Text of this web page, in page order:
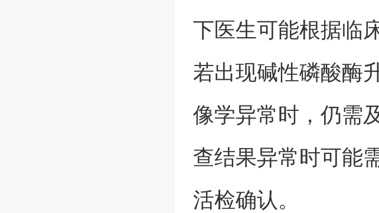
下医生可能根据临
若出现碱性磷酸酶
像学异常时，仍需
查结果异常时可能
活检确认。